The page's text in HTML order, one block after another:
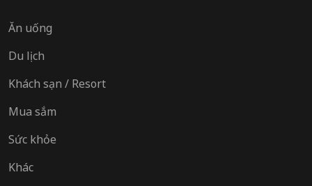
Ăn uống
Du lịch
Khách sạn / Resort
Mua sắm
Sức khỏe
Khác